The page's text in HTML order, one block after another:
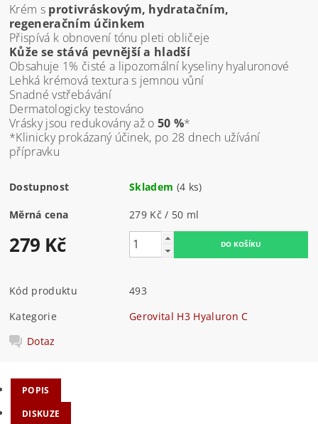
Krém s protivráskovým, hydratačním,
regeneračním účinkem
Přispívá k obnovení tónu pleti obličeje
Kůže se stává pevnější a hladší
Obsahuje 1% čisté a lipozomální kyseliny hyaluronové
Lehká krémová textura s jemnou vůní
Snadné vstřebávání
Dermatologicky testováno
Vrásky jsou redukovány až o50 %*
*Klinicky prokázaný účinek, po 28 dnech užívání
přípravku
Dostupnost Skladem (4 ks)
Měrná cena 279 Kč / 50 ml
279 Kč
Kód produktu
493
Kategorie
Gerovital H3 Hyaluron C
Dotaz
POPIS
DISKUZE